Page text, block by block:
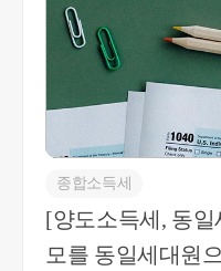
기준 별도세대에 해
려는 주택의 공시가
세대 내에서 증여를
여를 받나 증여취득
4%)로 동일합니다.
실 필요는 없습니다. 3. 결론은 부모님이 1세대 1주
택자가 되시려면,
신고를 해야 별도세
세대인 상태에서 증
종합소득세
[양도소득세, 동
모를 동일세대원